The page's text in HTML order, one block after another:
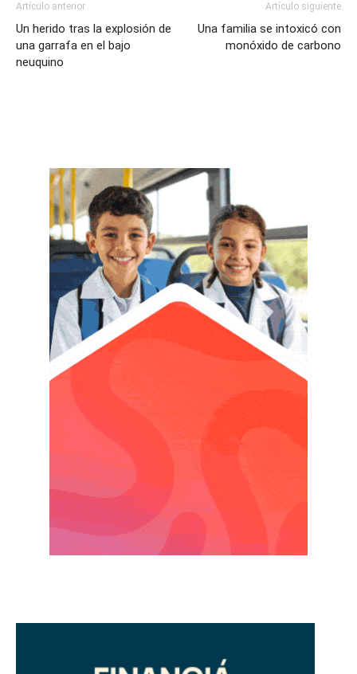
Artículo anterior
Un herido tras la explosión de
una garrafa en el bajo
neuquino
Artículo siguiente
Una familia se intoxicó con
monóxido de carbono